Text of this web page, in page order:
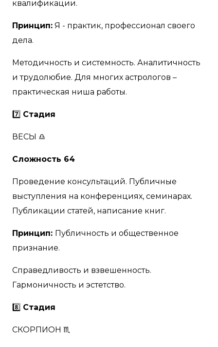
квалификации.
Принцип: Я - практик, профессионал своего
дела.
Методичность и системность. Аналитичность
и трудолюбие. Для многих астрологов –
практическая ниша работы.
7️⃣ Стадия
ВЕСЫ ♎
Сложность 64
Проведение консультаций. Публичные
выступления на конференциях, семинарах.
Публикации статей, написание книг.
Принцип: Публичность и общественное
признание.
Справедливость и взвешенность.
Гармоничность и эстетство.
8️⃣ Стадия
СКОРПИОН ♏